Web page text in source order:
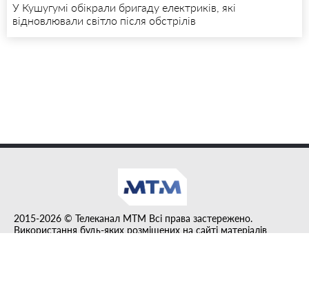
У Кушугумі обікрали бригаду електриків, які
відновлювали світло після обстрілів
2015-2026 © Телеканал MTM Всі права застережено.
Використання будь-яких розміщених на сайті матеріалів